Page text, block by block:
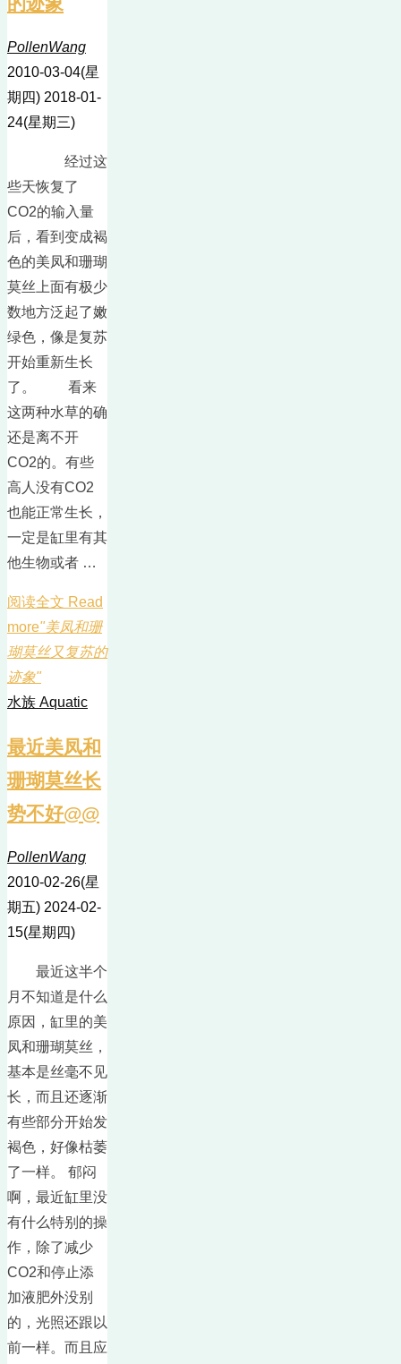
PollenWang
2010-03-04(星
期四) 2018-01-
24(星期三)
经过这
些天恢复了
CO2的输入量
后，看到变成褐
色的美凤和珊瑚
莫丝上面有极少
数地方泛起了嫩
绿色，像是复苏
开始重新生长
了。 看来
这两种水草的确
还是离不开
CO2的。有些
高人没有CO2
也能正常生长，
一定是缸里有其
他生物或者 …
阅读全文 Read
more"美凤和珊
瑚莫丝又复苏的
迹象"
水族 Aquatic
最近美凤和
珊瑚莫丝长
势不好@@
PollenWang
2010-02-26(星
期五) 2024-02-
15(星期四)
最近这半个
月不知道是什么
原因，缸里的美
凤和珊瑚莫丝，
基本是丝毫不见
长，而且还逐渐
有些部分开始发
褐色，好像枯萎
了一样。 郁闷
啊，最近缸里没
有什么特别的操
作，除了减少
CO2和停止添
加液肥外没别
的，光照还跟以
前一样。而且应